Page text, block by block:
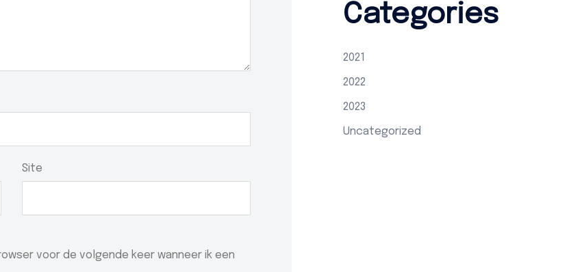
Site
voor de volgende keer wanneer ik een
Categories
2021
2022
2023
Uncategorized